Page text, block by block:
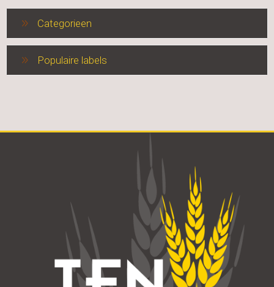
Categorieen
Populaire labels